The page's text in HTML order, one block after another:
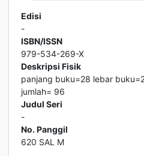
Edisi
-
ISBN/ISSN
979-534-269-X
Deskripsi Fisik
panjang buku=28 lebar
jumlah= 96
Judul Seri
-
No. Panggil
620 SAL M